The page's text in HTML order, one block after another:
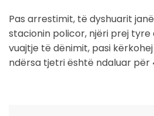
Pas arrestimit, të dyshuarit
stacionin policor, njëri prej
vuajtje të dënimit, pasi
ndërsa tjetri është ndaluar për